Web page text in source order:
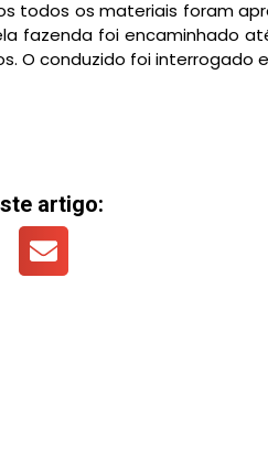
todos os materiais foram
fazenda foi encaminhado
O conduzido foi interrogado
artigo: